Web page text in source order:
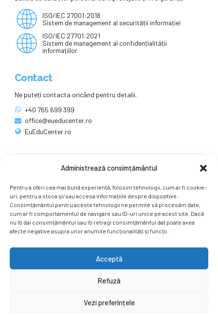
Administrează consimțământul
Pentru a oferi cea mai bună experiență, folosim tehnologii, cum ar fi cookie-
uri, pentru a stoca și/sau accesa informațiile despre dispozitive.
Consimțământul pentru aceste tehnologii ne permite să procesăm date,
cum ar fi comportamentul de navigare sau ID-uri unice pe acest site. Dacă
nu îți dai consimțământul sau îți retragi consimțământul dat poate avea
afecte negative asupra unor anumite funcționalități și funcții.
Acceptă
Refuză
Vezi preferințele
ISO/IEC 27001:2018
Sistem de management al securității informației
ISO/IEC 27701:2021
Sistem de management al confidențialității
informațiilor
Contact
Ne puteți contacta oricând pentru detalii.
+40 765 699 399
office@eueducenter.ro
EuEduCenter.ro
Ne puteți găsi și pe rețelele sociale.